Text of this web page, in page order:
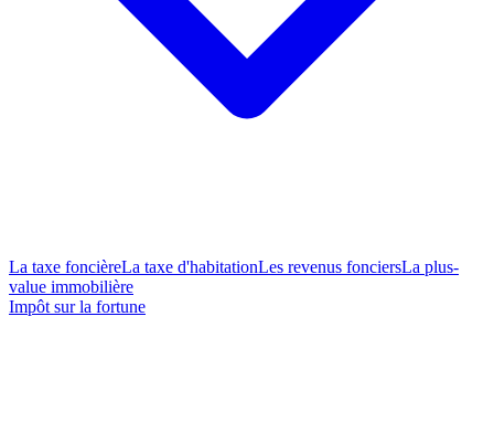
La taxe foncièreLa taxe d'habitationLes revenus fonciersLa plus-
value immobilière
Impôt sur la fortune